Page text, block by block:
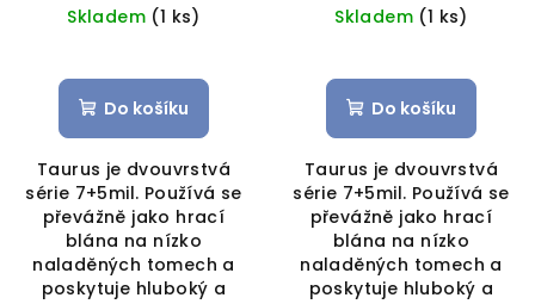
Skladem (1 ks)
Do košíku
Taurus je dvouvrstvá
série 7+5mil. Používá se
převážně jako hrací
blána na nízko
naladěných tomech a
poskytuje hluboký a
Skladem (1 ks)
Do košíku
Taurus je dvouvrstvá
série 7+5mil. Používá se
převážně jako hrací
blána na nízko
naladěných tomech a
poskytuje hluboký a